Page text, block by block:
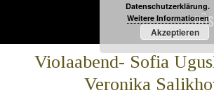
Violaabend- Sofia
Veronika
Datenschutzerklärung.
Weitere Informationen
Akzeptieren